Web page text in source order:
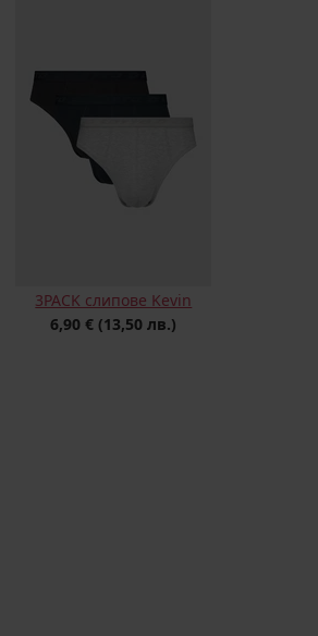
3PACK слипове Kevin
6,90 € (13,50 лв.)